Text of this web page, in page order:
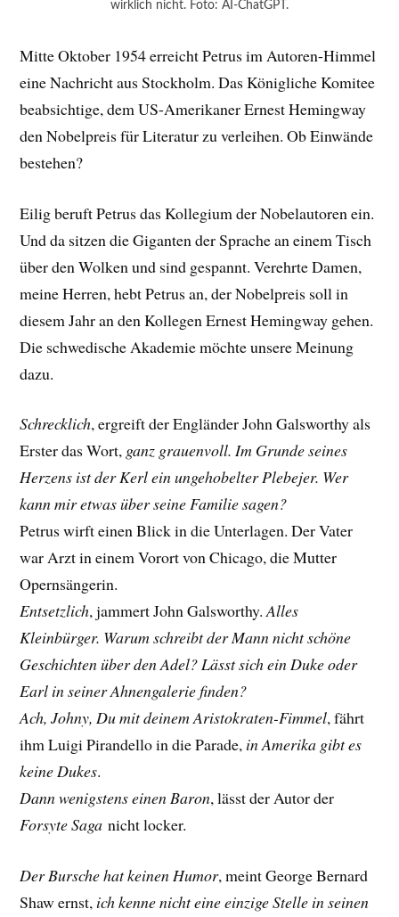
wirklich nicht. Foto: AI-ChatGPT.
Mitte Oktober 1954 erreicht Petrus im Autoren-Himmel
eine Nachricht aus Stockholm. Das Königliche Komitee
beabsichtige, dem US-Amerikaner Ernest Hemingway
den Nobelpreis für Literatur zu verleihen. Ob Einwände
bestehen?
Eilig beruft Petrus das Kollegium der Nobelautoren ein.
Und da sitzen die Giganten der Sprache an einem Tisch
über den Wolken und sind gespannt. Verehrte Damen,
meine Herren, hebt Petrus an, der Nobelpreis soll in
diesem Jahr an den Kollegen Ernest Hemingway gehen.
Die schwedische Akademie möchte unsere Meinung
dazu.
Schrecklich, ergreift der Engländer John Galsworthy als
Erster das Wort, ganz grauenvoll. Im Grunde seines
Herzens ist der Kerl ein ungehobelter Plebejer. Wer
kann mir etwas über seine Familie sagen?
Petrus wirft einen Blick in die Unterlagen. Der Vater
war Arzt in einem Vorort von Chicago, die Mutter
Opernsängerin.
Entsetzlich, jammert John Galsworthy.Alles
Kleinbürger. Warum schreibt der Mann nicht schöne
Geschichten über den Adel? Lässt sich ein Duke oder
Earl in seiner Ahnengalerie finden?
Ach, Johny, Du mit deinem Aristokraten-Fimmel, fährt
ihm Luigi Pirandello in die Parade, in Amerika gibt es
keine Dukes.
Dann wenigstens einen Baron, lässt der Autor der
Forsyte Saga nicht locker.
Der Bursche hat keinen Humor, meint George Bernard
Shaw ernst, ich kenne nicht eine einzige Stelle in seinen